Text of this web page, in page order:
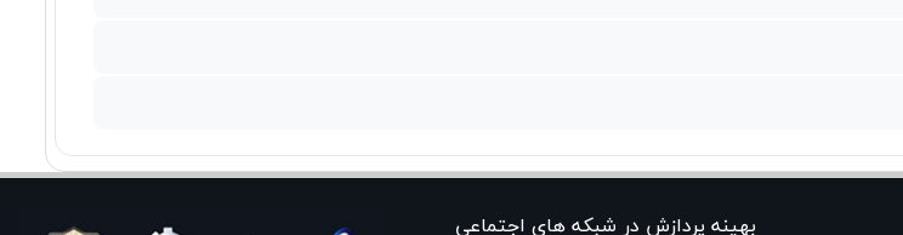
بهينه پردازش در شبکه های اجتماعی